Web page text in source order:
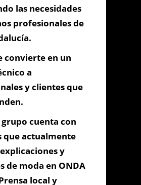
las necesidades
profesionales de
convierte en un
a
y clientes que
cuenta con
que actualmente
y
de moda en ONDA
local y